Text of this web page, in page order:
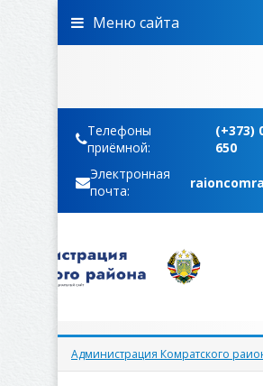
Телефоны
приёмной:
(+373)
650
Электронная
почта:
Меню сайта
Администрация Комратского